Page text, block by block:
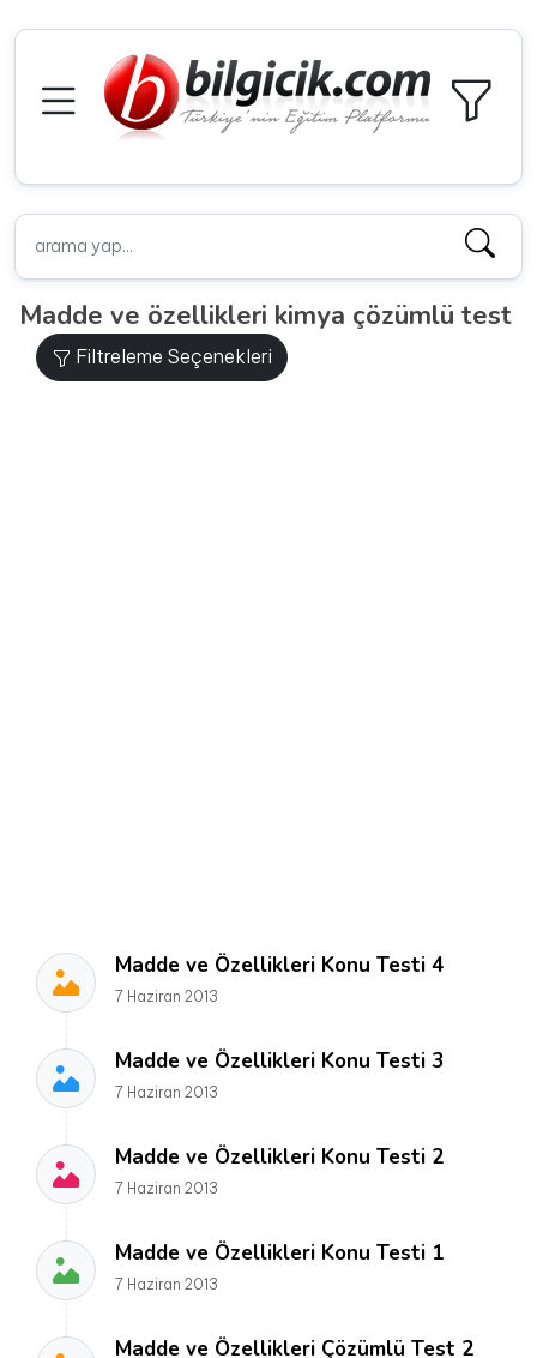
Madde ve özellikleri kimya çözümlü test
Filtreleme Seçenekleri
Madde ve Özellikleri Konu Testi 4
7 Haziran 2013
Madde ve Özellikleri Konu Testi 3
7 Haziran 2013
Madde ve Özellikleri Konu Testi 2
7 Haziran 2013
Madde ve Özellikleri Konu Testi 1
7 Haziran 2013
Madde ve Özellikleri Çözümlü Test 2